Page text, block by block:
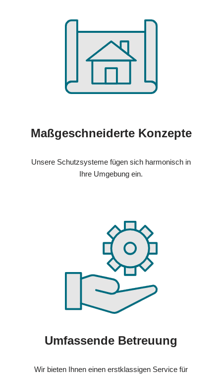
Maßgeschneiderte Konzepte
Unsere Schutzsysteme fügen sich harmonisch in
Ihre Umgebung ein.
Umfassende Betreuung
Wir bieten Ihnen einen erstklassigen Service für